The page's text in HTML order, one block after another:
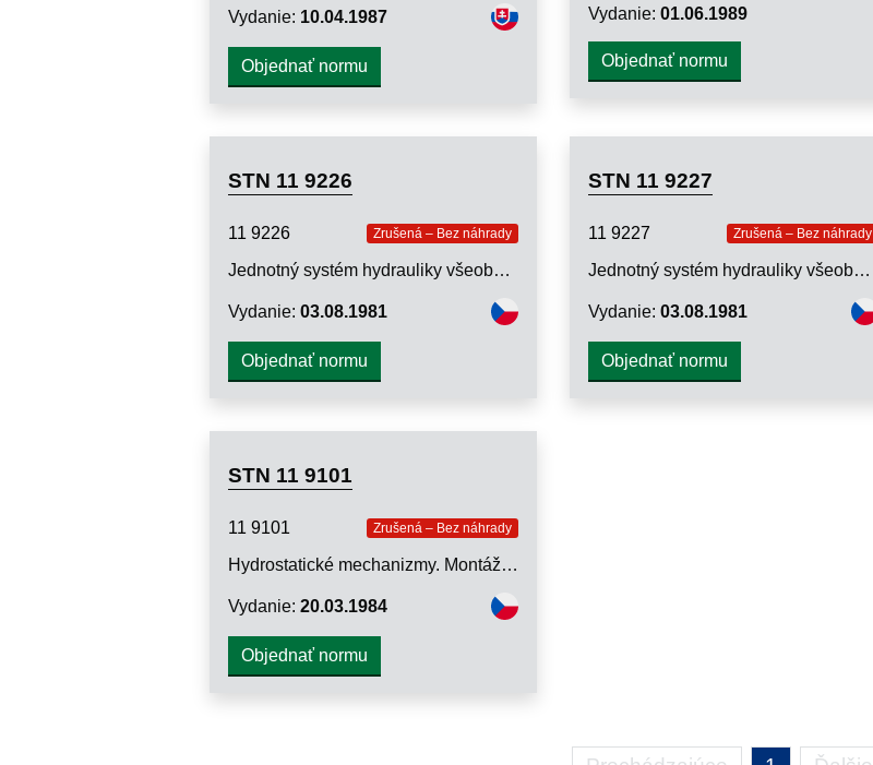
Vydanie: 10.04.1987
Objednať normu
Vydanie: 01.06.1989
Objednať normu
STN 11 9226
11 9226 Zrušená – Bez náhrady
Jednotný systém hydrauliky všeobecného strojárstva. Servoventily. Typorozmerové rady
Vydanie: 03.08.1981
Objednať normu
STN 11 9227
11 9227 Zrušená – Bez náhrady
Jednotný systém hydrauliky všeobecného strojárstva. Servoventily. Pripájacie rozmery styčných plôch montážnych dosiek a medzidosiek
Vydanie: 03.08.1981
Objednať normu
STN 11 9101
11 9101 Zrušená – Bez náhrady
Hydrostatické mechanizmy. Montážne otvory pre ventily na zaskrutkovanie do otvorov s upevňovacím závitom pre menovitý tlak do 32 MPa. Pripájacie rozmery
Vydanie: 20.03.1984
Objednať normu